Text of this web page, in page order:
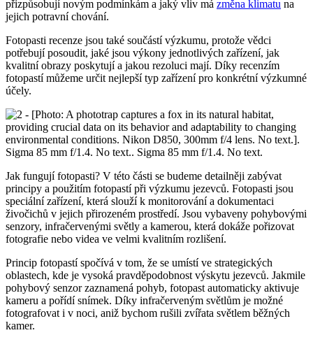
přizpůsobují novým podmínkám a jaký vliv má změna klimatu na
jejich potravní chování.
Fotopasti recenze jsou také součástí výzkumu, protože vědci
potřebují posoudit, jaké jsou výkony jednotlivých zařízení, jak
kvalitní obrazy poskytují a jakou rezoluci mají. Díky recenzím
fotopastí můžeme určit nejlepší typ zařízení pro konkrétní výzkumné
účely.
Jak fungují fotopasti? V této části se budeme detailněji zabývat
principy a použitím fotopastí při výzkumu jezevců. Fotopasti jsou
speciální zařízení, která slouží k monitorování a dokumentaci
živočichů v jejich přirozeném prostředí. Jsou vybaveny pohybovými
senzory, infračervenými světly a kamerou, která dokáže pořizovat
fotografie nebo videa ve velmi kvalitním rozlišení.
Princip fotopastí spočívá v tom, že se umístí ve strategických
oblastech, kde je vysoká pravděpodobnost výskytu jezevců. Jakmile
pohybový senzor zaznamená pohyb, fotopast automaticky aktivuje
kameru a pořídí snímek. Díky infračerveným světlům je možné
fotografovat i v noci, aniž bychom rušili zvířata světlem běžných
kamer.